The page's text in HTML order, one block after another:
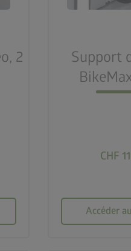
2
Support
CHF
Accéder